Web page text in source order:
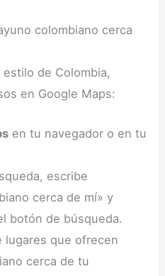
colombiano cerca
de Colombia,
en Google Maps:
en tu navegador o en tu
escribe
cerca de mí» y
botón de búsqueda.
lugares que ofrecen
cerca de tu